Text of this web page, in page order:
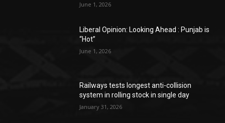
June 1, 2026
Liberal Opinion: Looking Ahead : Punjab is
“Hot”
June 1, 2026
Railways tests longest anti-collision
system in rolling stock in single day
January 31, 2026